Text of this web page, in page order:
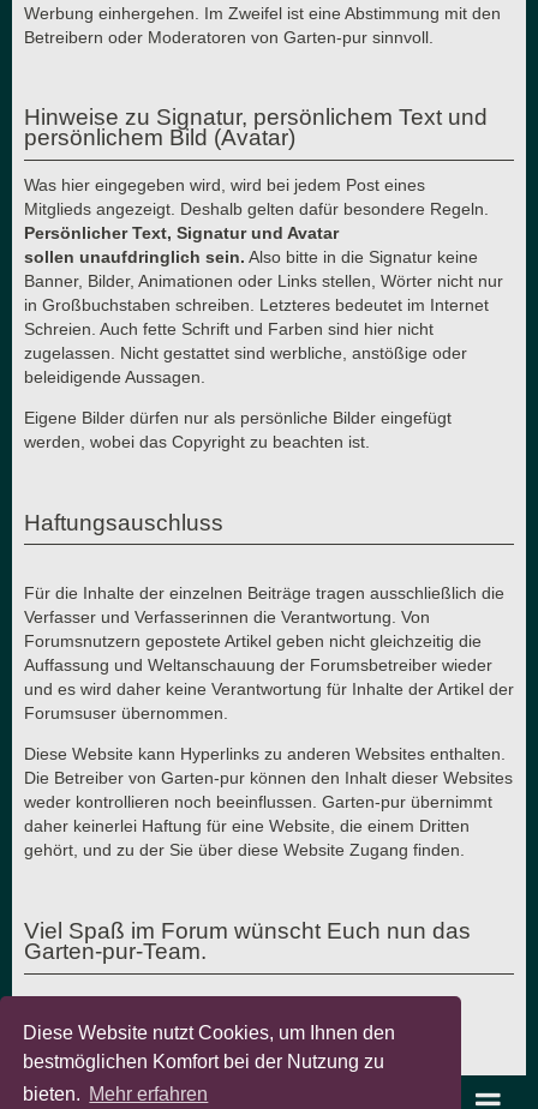
Diese Website nutzt Cookies, um Ihnen den
bestmöglichen Komfort bei der Nutzung zu
bieten. Mehr erfahren
Werbung einhergehen. Im Zweifel ist eine Abstimmung mit den
Betreibern oder Moderatoren von Garten-pur sinnvoll.
Hinweise zu Signatur, persönlichem Text und
persönlichem Bild (Avatar)
Was hier eingegeben wird, wird bei jedem Post eines
Mitglieds angezeigt. Deshalb gelten dafür besondere Regeln.
Persönlicher Text, Signatur und Avatar
sollen unaufdringlich sein. Also bitte in die Signatur keine
Banner, Bilder, Animationen oder Links stellen, Wörter nicht nur
in Großbuchstaben schreiben. Letzteres bedeutet im Internet
Schreien. Auch fette Schrift und Farben sind hier nicht
zugelassen. Nicht gestattet sind werbliche, anstößige oder
beleidigende Aussagen.
Eigene Bilder dürfen nur als persönliche Bilder eingefügt
werden, wobei das Copyright zu beachten ist.
Haftungsauschluss
Für die Inhalte der einzelnen Beiträge tragen ausschließlich die
Verfasser und Verfasserinnen die Verantwortung. Von
Forumsnutzern gepostete Artikel geben nicht gleichzeitig die
Auffassung und Weltanschauung der Forumsbetreiber wieder
und es wird daher keine Verantwortung für Inhalte der Artikel der
Forumsuser übernommen.
Diese Website kann Hyperlinks zu anderen Websites enthalten.
Die Betreiber von Garten-pur können den Inhalt dieser Websites
weder kontrollieren noch beeinflussen. Garten-pur übernimmt
daher keinerlei Haftung für eine Website, die einem Dritten
gehört, und zu der Sie über diese Website Zugang finden.
Viel Spaß im Forum wünscht Euch nun das
Garten-pur-Team.
Letzte Aktualisierung: 7.8.2018 - © Garten-pur GbR